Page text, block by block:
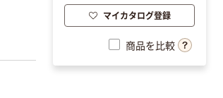
マイカタログ登録
商品を比較